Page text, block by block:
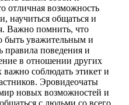
отличная возможность
научиться общаться и
Важно помнить, что
быть уважительным и
поведения и
в отношении других
важно соблюдать этикет и
Эровидеочаты
новых возможностей и
с людьми со всего